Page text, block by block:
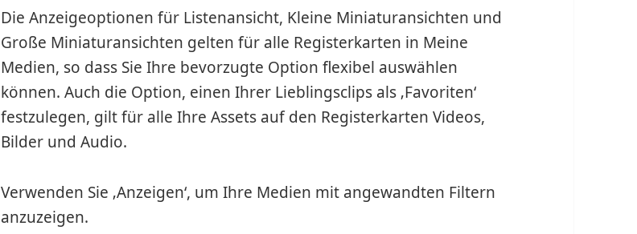
Die Anzeigeoptionen für Listenansicht, Kleine Miniaturansichten und
Große Miniaturansichten gelten für alle Registerkarten in Meine
Medien, so dass Sie Ihre bevorzugte Option flexibel auswählen
können. Auch die Option, einen Ihrer Lieblingsclips als ‚Favoriten‘
festzulegen, gilt für alle Ihre Assets auf den Registerkarten Videos,
Bilder und Audio.
Verwenden Sie ‚Anzeigen‘, um Ihre Medien mit angewandten Filtern
anzuzeigen.